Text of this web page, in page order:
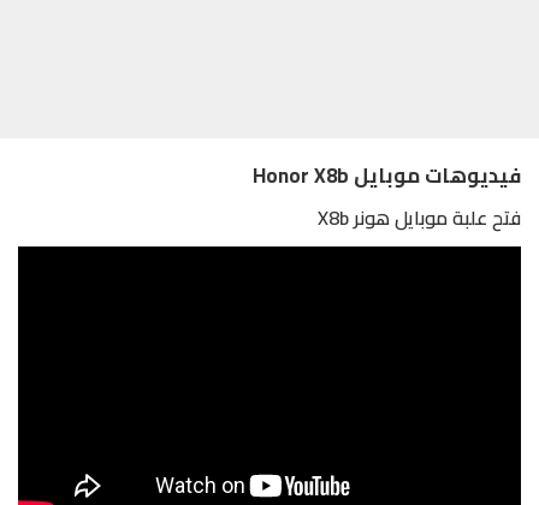
فيديوهات موبايل Honor X8b
فتح علبة موبايل هونر X8b